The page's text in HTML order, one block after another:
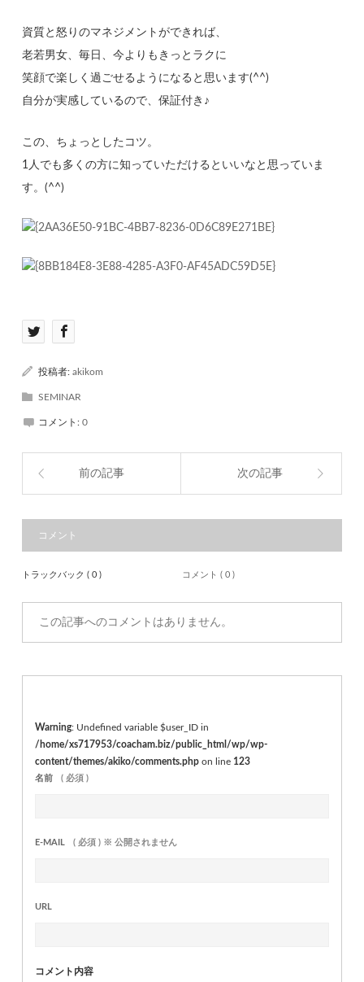
資質と怒りのマネジメントができれば、
老若男女、毎日、今よりもきっとラクに
笑顔で楽しく過ごせるようになると思います(^^)
自分が実感しているので、保証付き♪
この、ちょっとしたコツ。
1人でも多くの方に知っていただけるといいなと思っていま
す。(^^)
投稿者:akikom
SEMINAR
コメント:0
前の記事 次の記事
コメント
トラックバック ( 0 ) コメント ( 0 )
この記事へのコメントはありません。
Warning : Undefined variable $user_ID in
/home/xs717953/coacham.biz/public_html/wp/wp-
content/themes/akiko/comments.php on line 123
名前 ( 必須 )
E-MAIL ( 必須 ) ※ 公開されません
URL
コメント内容